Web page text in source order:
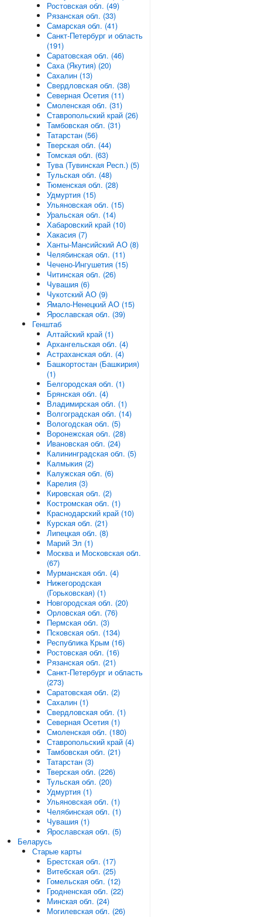
Ростовская обл. (49)
Рязанская обл. (33)
Самарская обл. (41)
Санкт-Петербург и область
(191)
Саратовская обл. (46)
Саха (Якутия) (20)
Сахалин (13)
Свердловская обл. (38)
Северная Осетия (11)
Смоленская обл. (31)
Ставропольский край (26)
Тамбовская обл. (31)
Татарстан (56)
Тверская обл. (44)
Томская обл. (63)
Тува (Тувинская Респ.) (5)
Тульская обл. (48)
Тюменская обл. (28)
Удмуртия (15)
Ульяновская обл. (15)
Уральская обл. (14)
Хабаровский край (10)
Хакасия (7)
Ханты-Мансийский АО (8)
Челябинская обл. (11)
Чечено-Ингушетия (15)
Читинская обл. (26)
Чувашия (6)
Чукотский АО (9)
Ямало-Ненецкий АО (15)
Ярославская обл. (39)
Генштаб
Алтайский край (1)
Архангельская обл. (4)
Астраханская обл. (4)
Башкортостан (Башкирия)
(1)
Белгородская обл. (1)
Брянская обл. (4)
Владимирская обл. (1)
Волгоградская обл. (14)
Вологодская обл. (5)
Воронежская обл. (28)
Ивановская обл. (24)
Калининградская обл. (5)
Калмыкия (2)
Калужская обл. (6)
Карелия (3)
Кировская обл. (2)
Костромская обл. (1)
Краснодарский край (10)
Курская обл. (21)
Липецкая обл. (8)
Марий Эл (1)
Москва и Московская обл.
(67)
Мурманская обл. (4)
Нижегородская
(Горьковская) (1)
Новгородская обл. (20)
Орловская обл. (76)
Пермская обл. (3)
Псковская обл. (134)
Республика Крым (16)
Ростовская обл. (16)
Рязанская обл. (21)
Санкт-Петербург и область
(273)
Саратовская обл. (2)
Сахалин (1)
Свердловская обл. (1)
Северная Осетия (1)
Смоленская обл. (180)
Ставропольский край (4)
Тамбовская обл. (21)
Татарстан (3)
Тверская обл. (226)
Тульская обл. (20)
Удмуртия (1)
Ульяновская обл. (1)
Челябинская обл. (1)
Чувашия (1)
Ярославская обл. (5)
Беларусь
Старые карты
Брестская обл. (17)
Витебская обл. (25)
Гомельская обл. (12)
Гродненская обл. (22)
Минская обл. (24)
Могилевская обл. (26)